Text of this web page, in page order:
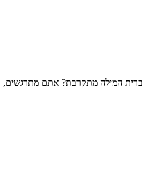
ברית המילה מתקרבת? אתם מתרגשים,